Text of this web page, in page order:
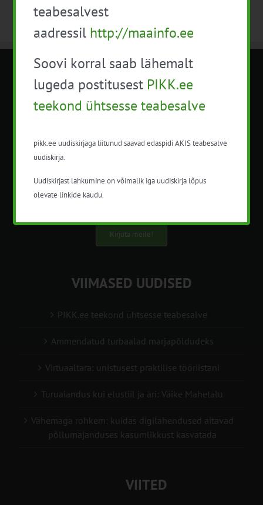
METK NÕUANDETEENISTUS
Nõuandeteenistuse nimetuse alt
nõustamisteenuseid.
info@pikk.ee
Kirjuta meile!
VIIMASED UUDISED
PIKK.ee teekond ühtsesse teabesalve
Ammendatud turbaalad marjapõldudeks
Virtuaaltara: unistusest praktilise tööriistani
Turuaiandus kui elustiil ja äri: Väike Mahetalu
Vähemaga rohkem: kuidas digilahendused aitavad
põllumajanduses kasumlikkust kasvatada
VIITED
teabesalvest
aadressil http://maainfo.ee
Soovi korral saab lähemalt
lugeda postitusest PIKK.ee
teekond ühtsesse teabesalve
pikk.ee uudiskirjaga liitunud saavad edaspidi AKIS teabesalve
uudiskirja.
Uudiskirjast lahkumine on võimalik iga uudiskirja lõpus
olevate linkide kaudu.